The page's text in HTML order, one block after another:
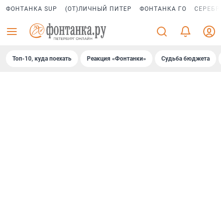
ФОНТАНКА SUP (ОТ)ЛИЧНЫЙ ПИТЕР ФОНТАНКА ГО
Топ-10, куда поехать Реакция «Фонтанки» Судьба бюджета